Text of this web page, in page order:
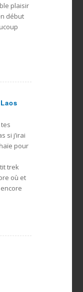
plaisir
début
si j’irai
pour
trek
où et